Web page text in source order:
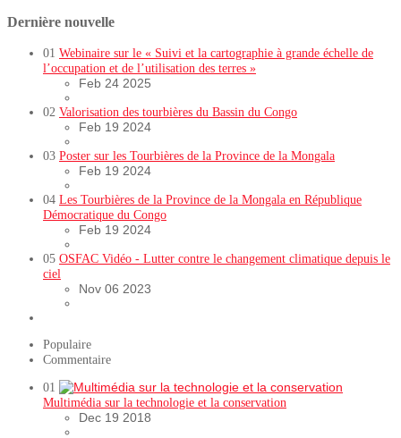
Dernière nouvelle
01 Webinaire sur le « Suivi et la cartographie à grande échelle de
l’occupation et de l’utilisation des terres »
Feb 24 2025
02 Valorisation des tourbières du Bassin du Congo
Feb 19 2024
03 Poster sur les Tourbières de la Province de la Mongala
Feb 19 2024
04 Les Tourbières de la Province de la Mongala en République
Démocratique du Congo
Feb 19 2024
05 OSFAC Vidéo - Lutter contre le changement climatique depuis le
ciel
Nov 06 2023
Populaire
Commentaire
01
Multimédia sur la technologie et la conservation
Dec 19 2018